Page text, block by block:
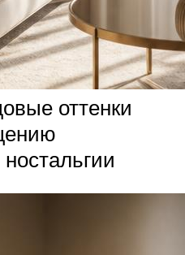
оттенки